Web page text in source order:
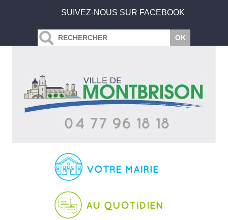
SUIVEZ-NOUS SUR FACEBOOK